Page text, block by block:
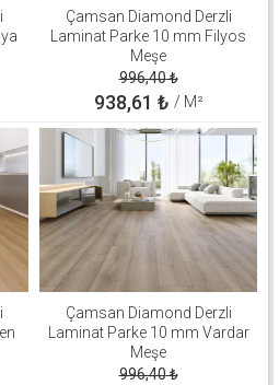
Çamsan Diamond Derzli
Laminat Parke 10 mm Filyos
Meşe
996,40₺
938,61 ₺ / M²
Çamsan Diamond Derzli
Laminat Parke 10 mm Vardar
Meşe
996,40₺